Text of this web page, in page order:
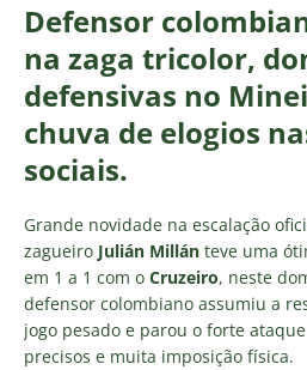
Defensor
na zaga tricolor,
defensivas no
chuva de elogios
sociais.
Grande novidade na escalação
zagueiro Julián Millán teve uma
em 1 a 1 com o Cruzeiro, neste
defensor colombiano assumiu a
jogo pesado e parou o forte
precisos e muita imposição física.